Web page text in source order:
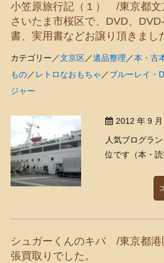
し」 内容をか
小笠原旅行記（１） /東京都文
さいたま市桜区で、DVD、
書、実用書などお譲り頂きまし
カテゴリー／文京区／遺品整理／本・古
もの／ レトロなおもちゃ／ブルーレイ・
ジャー
2012 年 9 月
人気ブログラ
位です（本・
通じて小笠原
なりまして（
（´∀｀）」と
シュガーくんのキバ /東京都港
張買取りでした。